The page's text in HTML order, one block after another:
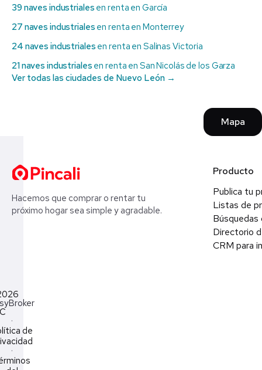
39 naves industriales en renta en García
27 naves industriales en renta en Monterrey
24 naves industriales en renta en Salinas Victoria
21 naves industriales en renta en San Nicolás de los Garza
Ver todas las ciudades de Nuevo León →
Mapa
Hacemos que comprar o rentar tu
próximo hogar sea simple y agradable.
Producto
Publica tu
Listas de
Búsquedas
Directorio
CRM para
·
de
·